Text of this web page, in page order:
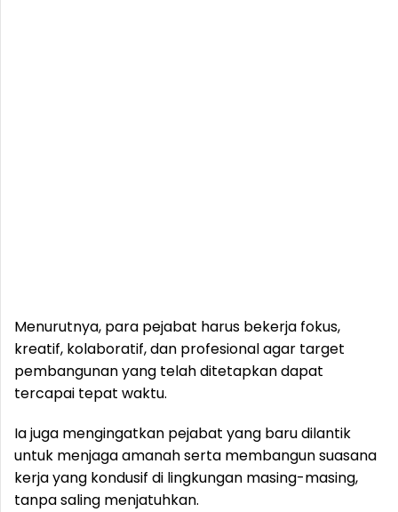
Menurutnya, para pejabat harus bekerja fokus,
kreatif, kolaboratif, dan profesional agar target
pembangunan yang telah ditetapkan dapat
tercapai tepat waktu.
Ia juga mengingatkan pejabat yang baru dilantik
untuk menjaga amanah serta membangun suasana
kerja yang kondusif di lingkungan masing-masing,
tanpa saling menjatuhkan.